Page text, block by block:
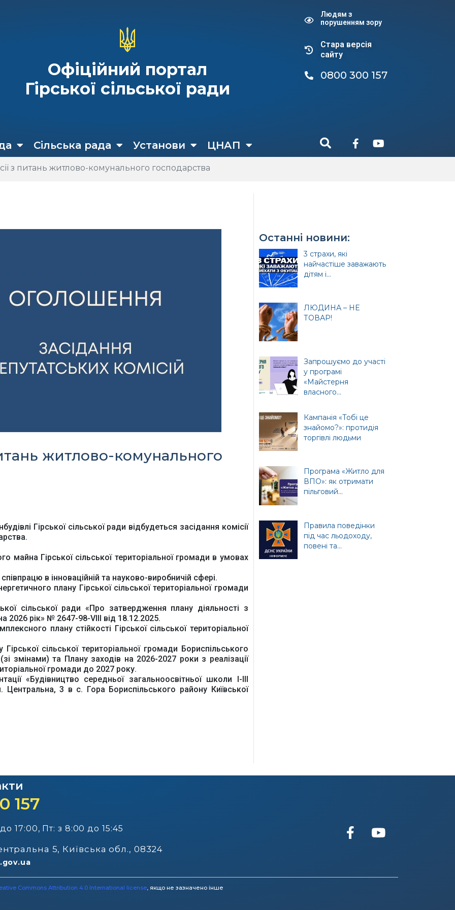
Офіційний портал
Гірської сільської ради
Людям з
порушенням зору
Стара версiя
сайту
0800 300 157
Сільська рада Установи ЦНАП
з питань житлово-комунального господарства
житлово-комунального
Гірської сільської ради відбудеться засідання комісії
майна Гірської сільської територіальної громади в умовах
в інноваційній та науково-виробничій сфері.
плану Гірської сільської територіальної громади
сільської ради «Про затвердження плану діяльності з
2026 рік» № 2647-98-VІІІ від 18.12.2025.
плану стійкості Гірської сільської територіальної
сільської територіальної громади Бориспільського
змінами) та Плану заходів на 2026-2027 роки з реалізації
громади до 2027 року.
«Будівництво середньої загальноосвітньої школи І-ІІІ
3 в с. Гора Бориспільського району Київської
Останні новини:
3 страхи, які
найчастіше заважають
дітям і...
ЛЮДИНА – НЕ
ТОВАР!
Запрошуємо до участі
у програмі
«Майстерня
власного...
Кампанія «Тобі це
знайомо?»: протидія
торгівлі людьми
Програма «Житло для
ВПО»: як отримати
пільговий...
Правила поведінки
під час льодоходу,
повені та...
157
17:00, Пт: з 8:00 до 15:45
5, Київська обл., 08324
Commons Attribution 4.0 International license, якщо не зазначено інше​
веб-сайт
ради